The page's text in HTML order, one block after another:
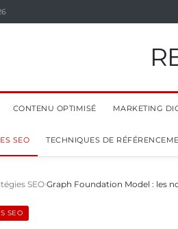
CONTENU OPTIMISÉ MARKETING
SEO TECHNIQUES DE
SEO Graph Foundation Model : les
SEO